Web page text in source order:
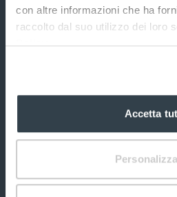
con altre informazioni che ha
raccolto dal suo utilizzo dei loro
Policy
Accetta
Personalizza
Tel. +39 075 80.12.764
info@srfarmaceutici.com